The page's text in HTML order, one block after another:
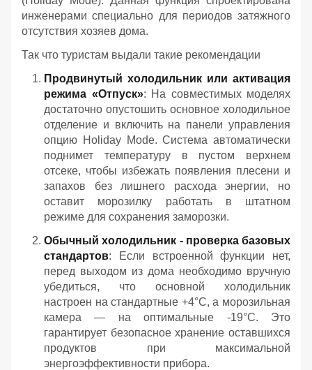
инженерами специально для периодов затяжного
отсутствия хозяев дома.
Так что туристам выдали такие рекомендации
Продвинутый холодильник или активация
режима «Отпуск»: На совместимых моделях
достаточно опустошить основное холодильное
отделение и включить на панели управления
опцию Holiday Mode. Система автоматически
поднимет температуру в пустом верхнем
отсеке, чтобы избежать появления плесени и
запахов без лишнего расхода энергии, но
оставит морозилку работать в штатном
режиме для сохранения заморозки.
Обычный холодильник - проверка базовых
стандартов: Если встроенной функции нет,
перед выходом из дома необходимо вручную
убедиться, что основной холодильник
настроен на стандартные +4°C, а морозильная
камера — на оптимальные -19°C. Это
гарантирует безопасное хранение оставшихся
продуктов при максимальной
энергоэффективности прибора.